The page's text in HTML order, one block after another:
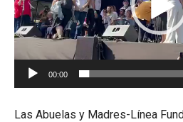
00:00
Las Abuelas y Madres-Línea